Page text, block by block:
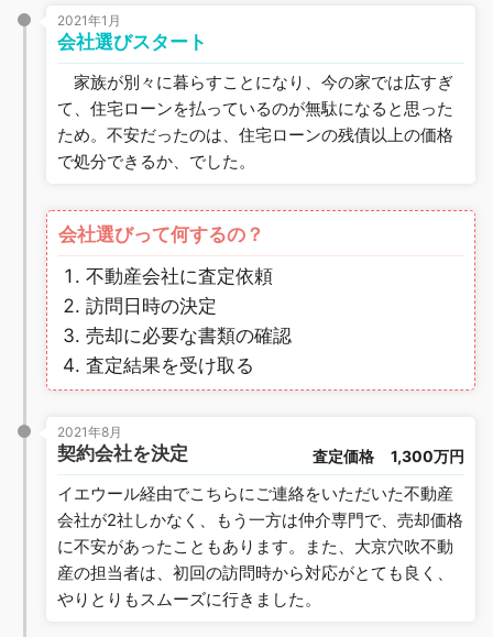
2021年1月
会社選びスタート
家族が別々に暮らすことになり、今の家では広すぎ
て、住宅ローンを払っているのが無駄になると思った
ため。不安だったのは、住宅ローンの残債以上の価格
で処分できるか、でした。
会社選びって何するの？
不動産会社に査定依頼
訪問日時の決定
売却に必要な書類の確認
査定結果を受け取る
2021年8月
契約会社を決定 査定価格 1,300万円
イエウール経由でこちらにご連絡をいただいた不動産
会社が2社しかなく、もう一方は仲介専門で、売却価格
に不安があったこともあります。また、大京穴吹不動
産の担当者は、初回の訪問時から対応がとても良く、
やりとりもスムーズに行きました。